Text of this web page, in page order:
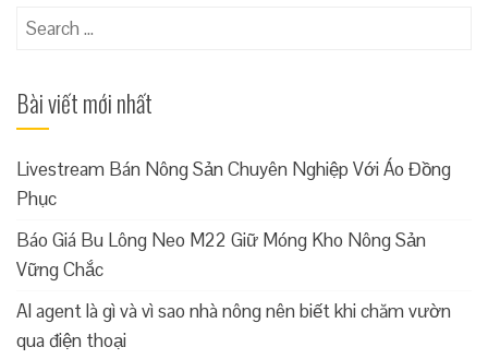
Search
Bài viết mới nhất
Livestream Bán Nông Sản Chuyên Nghiệp Với Áo Đồng
Phục
Báo Giá Bu Lông Neo M22 Giữ Móng Kho Nông Sản
Vững Chắc
AI agent là gì và vì sao nhà nông nên biết khi chăm vườn
qua điện thoại